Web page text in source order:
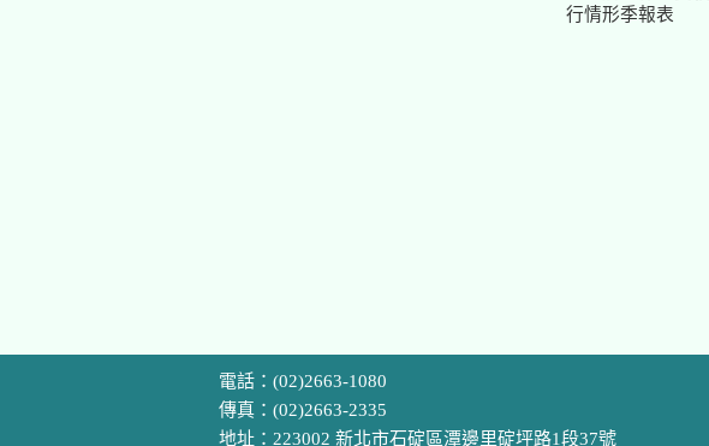
行情形季報表
電話：(02)2663-1080
傳真：(02)2663-2335
地址：223002 新北市石碇區潭邊里碇坪路1段37號